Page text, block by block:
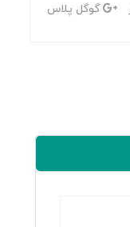
گوگل پلاس